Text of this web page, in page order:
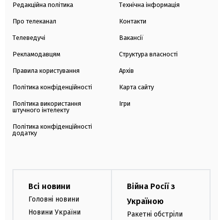
Редакційна політика
Про телеканал
Телеведучі
Рекламодавцям
Правила користування
Політика конфіденційності
Політика використання
штучного інтелекту
Політика конфіденційності
додатку
Технічна інформація
Контакти
Вакансії
Структура власності
Архів
Карта сайту
Ігри
Всі новини
Головні новини
Новини України
Війна Росії з
Україною
Ракетні обстріли